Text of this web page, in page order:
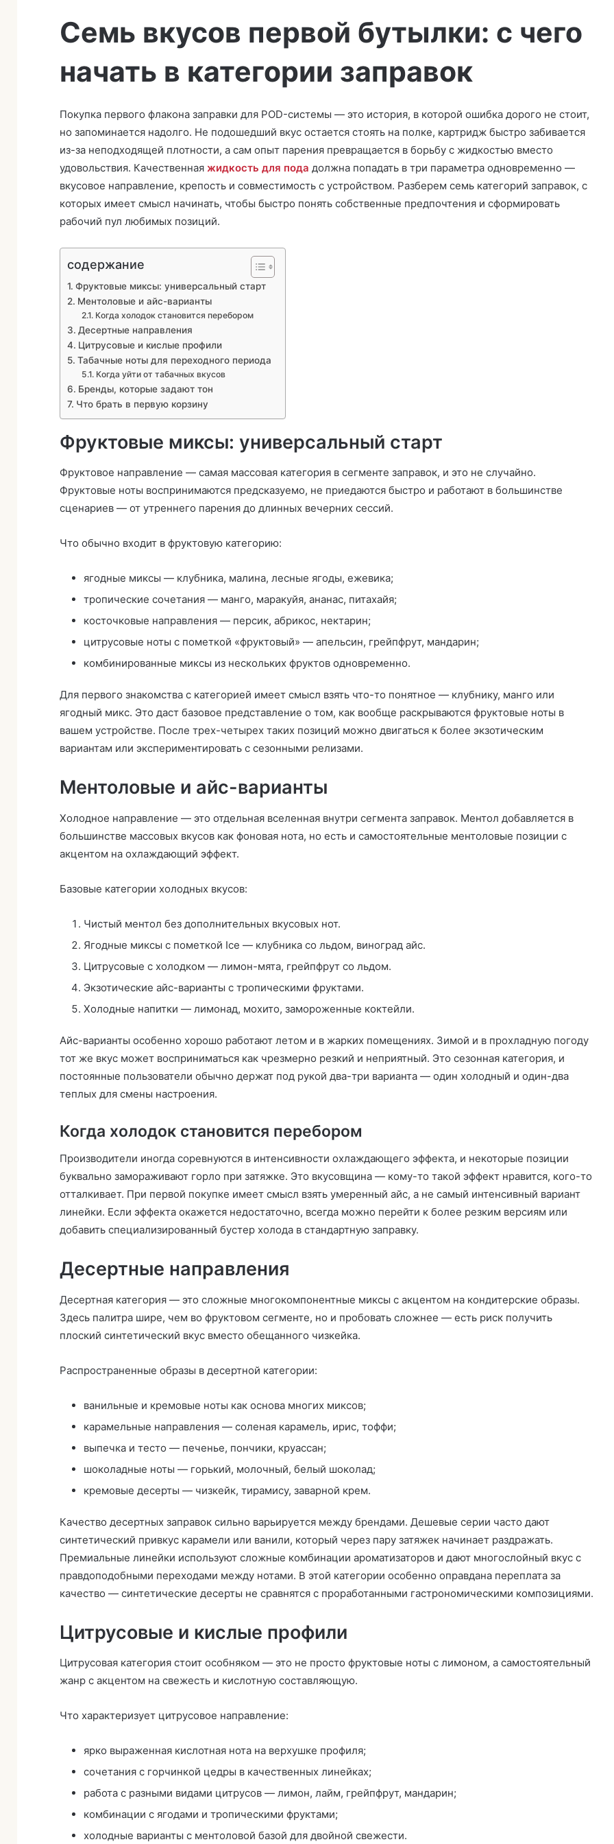
Семь вкусов первой бутылки: с чего
начать в категории заправок
Покупка первого флакона заправки для POD-системы — это история, в которой ошибка дорого не стоит,
но запоминается надолго. Не подошедший вкус остается стоять на полке, картридж быстро забивается
из-за неподходящей плотности, а сам опыт парения превращается в борьбу с жидкостью вместо
удовольствия. Качественная жидкость для пода должна попадать в три параметра одновременно —
вкусовое направление, крепость и совместимость с устройством. Разберем семь категорий заправок, с
которых имеет смысл начинать, чтобы быстро понять собственные предпочтения и сформировать
рабочий пул любимых позиций.
содержание
Фруктовые миксы: универсальный старт
Ментоловые и айс-варианты
Когда холодок становится перебором
Десертные направления
Цитрусовые и кислые профили
Табачные ноты для переходного периода
Когда уйти от табачных вкусов
Бренды, которые задают тон
Что брать в первую корзину
Фруктовые миксы: универсальный старт
Фруктовое направление — самая массовая категория в сегменте заправок, и это не случайно.
Фруктовые ноты воспринимаются предсказуемо, не приедаются быстро и работают в большинстве
сценариев — от утреннего парения до длинных вечерних сессий.
Что обычно входит в фруктовую категорию:
ягодные миксы — клубника, малина, лесные ягоды, ежевика;
тропические сочетания — манго, маракуйя, ананас, питахайя;
косточковые направления — персик, абрикос, нектарин;
цитрусовые ноты с пометкой «фруктовый» — апельсин, грейпфрут, мандарин;
комбинированные миксы из нескольких фруктов одновременно.
Для первого знакомства с категорией имеет смысл взять что-то понятное — клубнику, манго или
ягодный микс. Это даст базовое представление о том, как вообще раскрываются фруктовые ноты в
вашем устройстве. После трех-четырех таких позиций можно двигаться к более экзотическим
вариантам или экспериментировать с сезонными релизами.
Ментоловые и айс-варианты
Холодное направление — это отдельная вселенная внутри сегмента заправок. Ментол добавляется в
большинстве массовых вкусов как фоновая нота, но есть и самостоятельные ментоловые позиции с
акцентом на охлаждающий эффект.
Базовые категории холодных вкусов:
Чистый ментол без дополнительных вкусовых нот.
Ягодные миксы с пометкой Ice — клубника со льдом, виноград айс.
Цитрусовые с холодком — лимон-мята, грейпфрут со льдом.
Экзотические айс-варианты с тропическими фруктами.
Холодные напитки — лимонад, мохито, замороженные коктейли.
Айс-варианты особенно хорошо работают летом и в жарких помещениях. Зимой и в прохладную погоду
тот же вкус может восприниматься как чрезмерно резкий и неприятный. Это сезонная категория, и
постоянные пользователи обычно держат под рукой два-три варианта — один холодный и один-два
теплых для смены настроения.
Когда холодок становится перебором
Производители иногда соревнуются в интенсивности охлаждающего эффекта, и некоторые позиции
буквально замораживают горло при затяжке. Это вкусовщина — кому-то такой эффект нравится, кого-то
отталкивает. При первой покупке имеет смысл взять умеренный айс, а не самый интенсивный вариант
линейки. Если эффекта окажется недостаточно, всегда можно перейти к более резким версиям или
добавить специализированный бустер холода в стандартную заправку.
Десертные направления
Десертная категория — это сложные многокомпонентные миксы с акцентом на кондитерские образы.
Здесь палитра шире, чем во фруктовом сегменте, но и пробовать сложнее — есть риск получить
плоский синтетический вкус вместо обещанного чизкейка.
Распространенные образы в десертной категории:
ванильные и кремовые ноты как основа многих миксов;
карамельные направления — соленая карамель, ирис, тоффи;
выпечка и тесто — печенье, пончики, круассан;
шоколадные ноты — горький, молочный, белый шоколад;
кремовые десерты — чизкейк, тирамису, заварной крем.
Качество десертных заправок сильно варьируется между брендами. Дешевые серии часто дают
синтетический привкус карамели или ванили, который через пару затяжек начинает раздражать.
Премиальные линейки используют сложные комбинации ароматизаторов и дают многослойный вкус с
правдоподобными переходами между нотами. В этой категории особенно оправдана переплата за
качество — синтетические десерты не сравнятся с проработанными гастрономическими композициями.
Цитрусовые и кислые профили
Цитрусовая категория стоит особняком — это не просто фруктовые ноты с лимоном, а самостоятельный
жанр с акцентом на свежесть и кислотную составляющую.
Что характеризует цитрусовое направление:
ярко выраженная кислотная нота на верхушке профиля;
сочетания с горчинкой цедры в качественных линейках;
работа с разными видами цитрусов — лимон, лайм, грейпфрут, мандарин;
комбинации с ягодами и тропическими фруктами;
холодные варианты с ментоловой базой для двойной свежести.